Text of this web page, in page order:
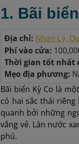
1. Bãi
Địa chỉ: Nhơn Lý,
Phí vào cửa: 100,00
Thời gian tốt nhất
Mẹo địa phương:
Bãi biển Kỳ Co là
có hai sắc thái
quanh bởi những
vắng vẻ. Làn nước
phú.